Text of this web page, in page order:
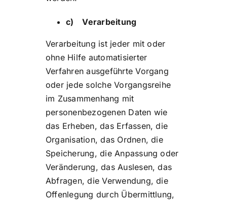
c) Verarbeitung
Verarbeitung ist jeder mit oder
ohne Hilfe automatisierter
Verfahren ausgeführte Vorgang
oder jede solche Vorgangsreihe
im Zusammenhang mit
personenbezogenen Daten wie
das Erheben, das Erfassen, die
Organisation, das Ordnen, die
Speicherung, die Anpassung oder
Veränderung, das Auslesen, das
Abfragen, die Verwendung, die
Offenlegung durch Übermittlung,